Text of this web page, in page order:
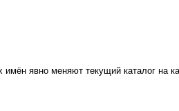
явно меняют текущий каталог на